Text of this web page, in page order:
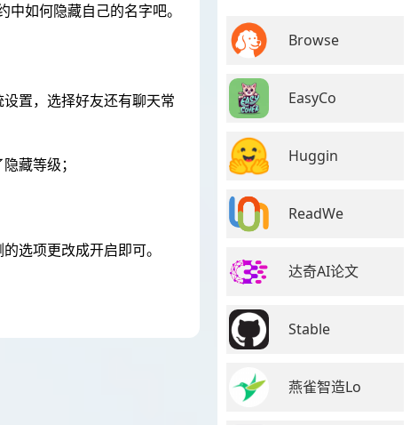
如何隐藏自己的名字吧。
置，选择好友还有聊天常
藏等级；
选项更改成开启即可。
Browse
EasyCo
Huggin
ReadWe
达奇AI论文
Stable
燕雀智造Lo